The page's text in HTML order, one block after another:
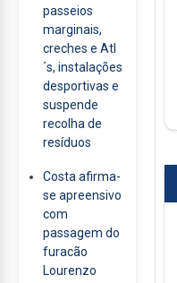
passeios
marginais,
creches e Atl
´s, instalações
desportivas e
suspende
recolha de
resíduos
Costa afirma-
se apreensivo
com
passagem do
furacão
Lourenzo